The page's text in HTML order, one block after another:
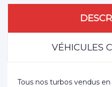
VÉHICULES
Tous nos turbos vendus